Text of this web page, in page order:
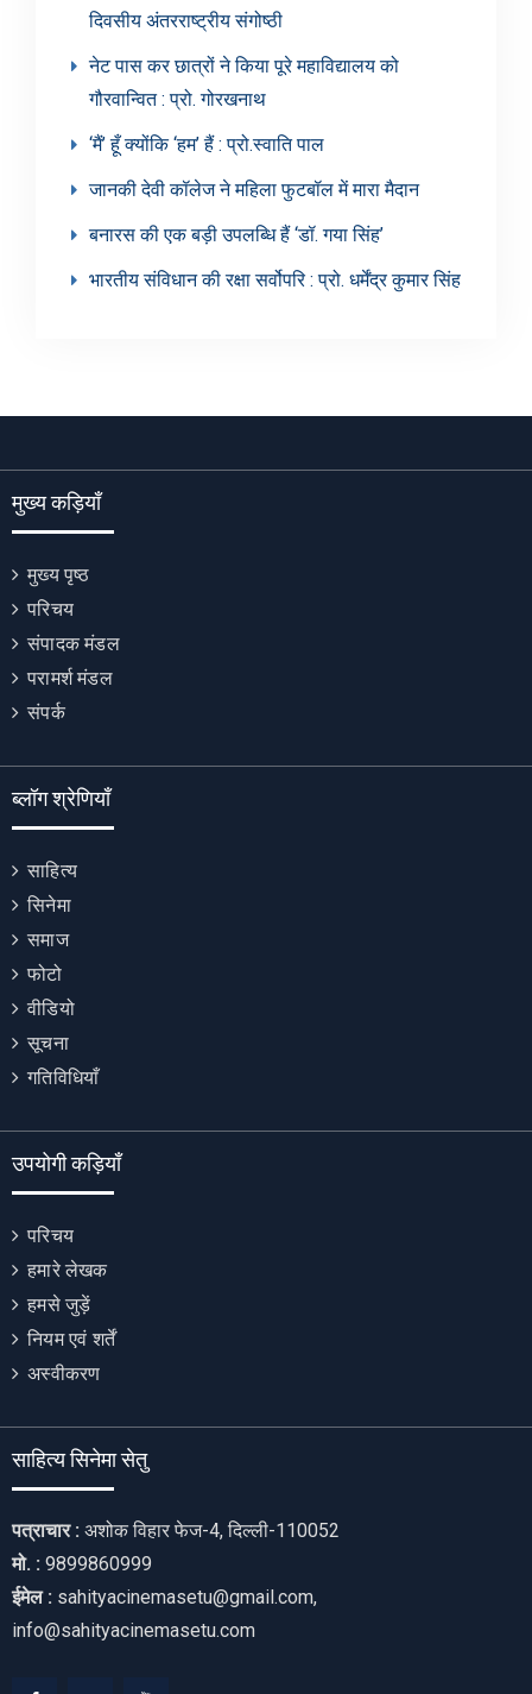
दिवसीय अंतरराष्ट्रीय संगोष्ठी
नेट पास कर छात्रों ने किया पूरे महाविद्यालय को
गौरवान्वित : प्रो. गोरखनाथ
‘मैं’ हूँ क्योंकि ‘हम’ हैं : प्रो.स्वाति पाल
जानकी देवी कॉलेज ने महिला फुटबॉल में मारा मैदान
बनारस की एक बड़ी उपलब्धि हैं ‘डॉ. गया सिंह’
भारतीय संविधान की रक्षा सर्वोपरि : प्रो. धर्मेंद्र कुमार सिंह
मुख्य कड़ियाँ
मुख्य पृष्ठ
परिचय
संपादक मंडल
परामर्श मंडल
संपर्क
ब्लॉग श्रेणियाँ
साहित्य
सिनेमा
समाज
फोटो
वीडियो
सूचना
गतिविधियाँ
उपयोगी कड़ियाँ
परिचय
हमारे लेखक
हमसे जुड़ें
नियम एवं शर्तें
अस्वीकरण
साहित्य सिनेमा सेतु
पत्राचार : अशोक विहार फेज-4, दिल्ली-110052
मो. : 9899860999
ईमेल : sahityacinemasetu@gmail.com,
info@sahityacinemasetu.com